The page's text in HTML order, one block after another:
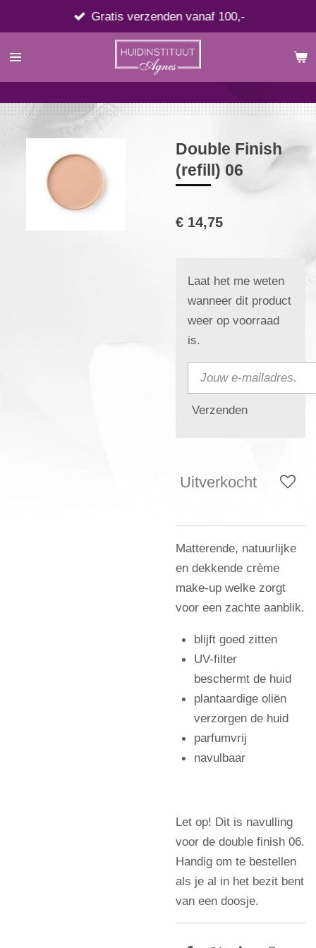
direct
naar
Gratis verzenden vanaf 100,-
Double Finish
(refill) 06
€ 14,75
Laat het me weten
wanneer dit product
weer op voorraad
is.
Verzenden
Uitverkocht
Matterende, natuurlijke
en dekkende crème
make-up welke zorgt
voor een zachte aanblik.
blijft goed zitten
UV-filter
beschermt de huid
plantaardige oliën
verzorgen de huid
parfumvrij
navulbaar
Let op! Dit is navulling
voor de double finish 06.
Handig om te bestellen
als je al in het bezit bent
van een doosje.